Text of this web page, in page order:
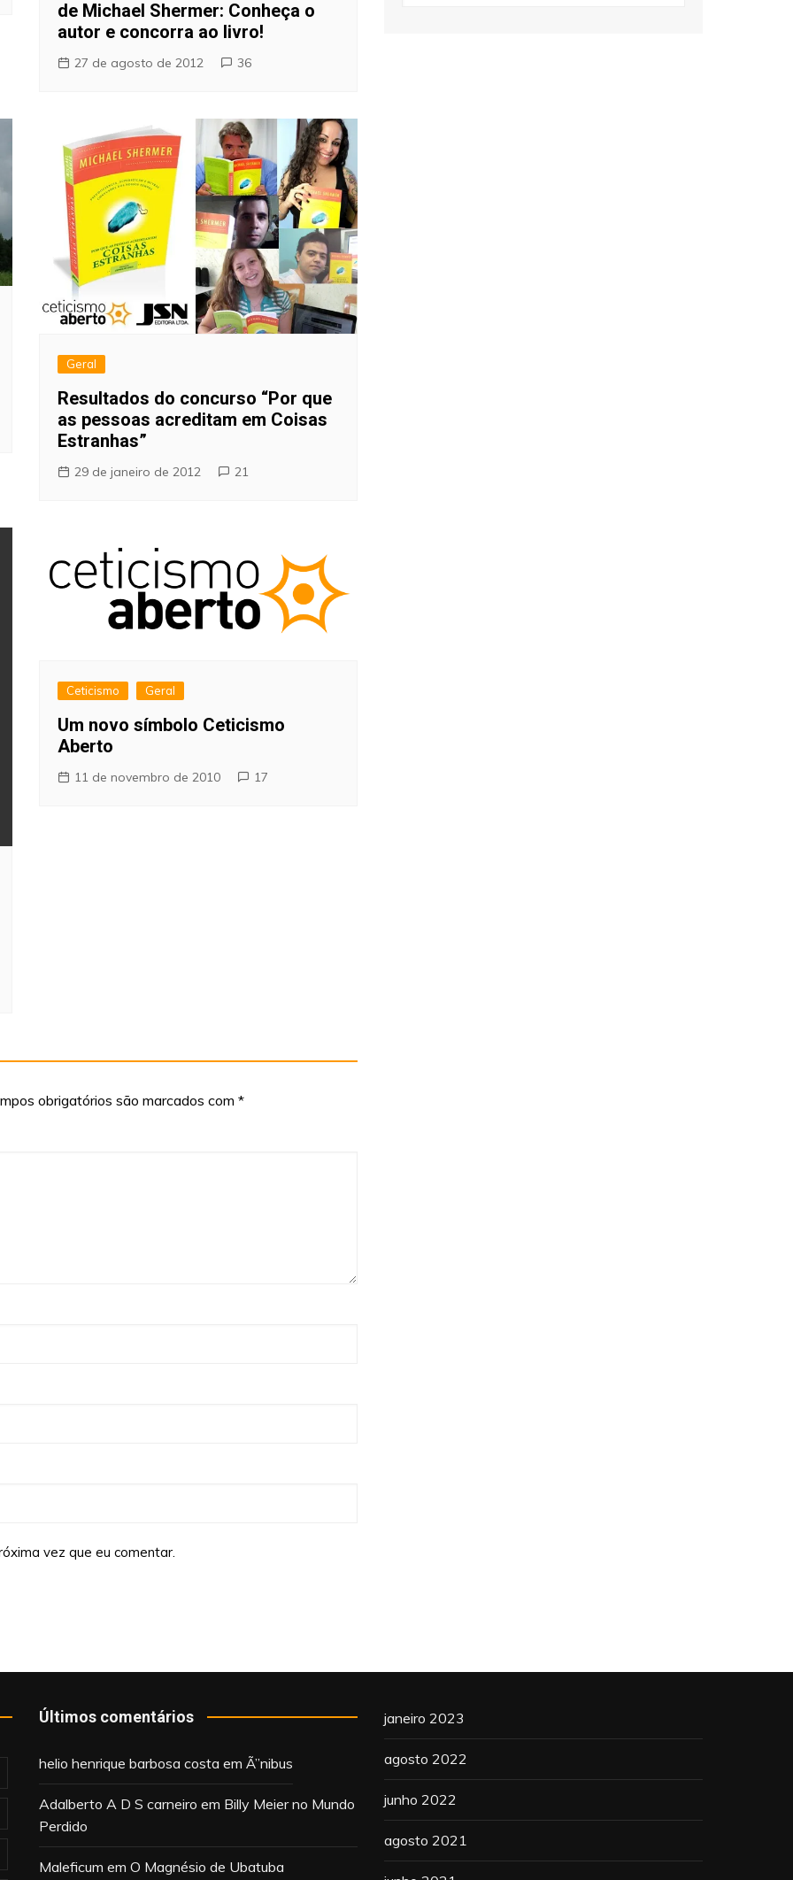
de Michael Shermer: Conheça o
autor e concorra ao livro!
27 de agosto de 2012 36
Geral
Resultados do concurso “Por que
as pessoas acreditam em Coisas
Estranhas”
29 de janeiro de 2012 21
Ceticismo Geral
Um novo símbolo Ceticismo
Aberto
11 de novembro de 2010 17
obrigatórios são marcados com *
vez que eu comentar.
Últimos comentários
helio henrique barbosa costa em Ã”nibus
Adalberto A D S carneiro em Billy Meier no Mundo
Perdido
Maleficum em O Magnésio de Ubatuba
janeiro 2023
agosto 2022
junho 2022
agosto 2021